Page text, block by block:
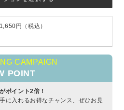
CAMPAIGN
POINT
ポイント2倍！
に入れるお得なチャンス、ぜひお見
円（税込）